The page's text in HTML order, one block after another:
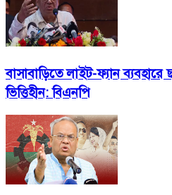
বাসাবাড়িতে লাইট-ফ্যান
ভিত্তিহীন: বিএনপি